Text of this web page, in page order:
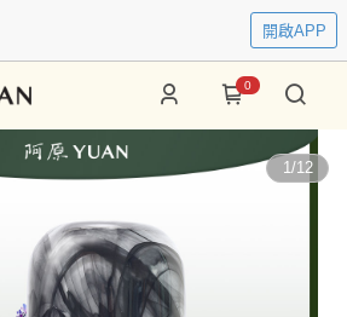
開啟APP
0
1/12